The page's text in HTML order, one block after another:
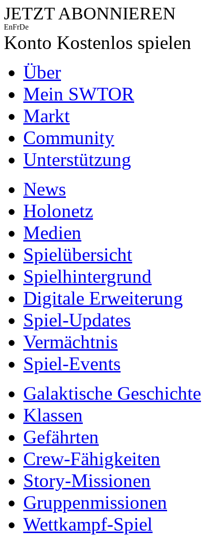
JETZT ABONNIEREN
EnFrDe
Konto Kostenlos spielen
Über
Mein SWTOR
Markt
Community
Unterstützung
News
Holonetz
Medien
Spielübersicht
Spielhintergrund
Digitale Erweiterung
Spiel-Updates
Vermächtnis
Spiel-Events
Galaktische Geschichte
Klassen
Gefährten
Crew-Fähigkeiten
Story-Missionen
Gruppenmissionen
Wettkampf-Spiel